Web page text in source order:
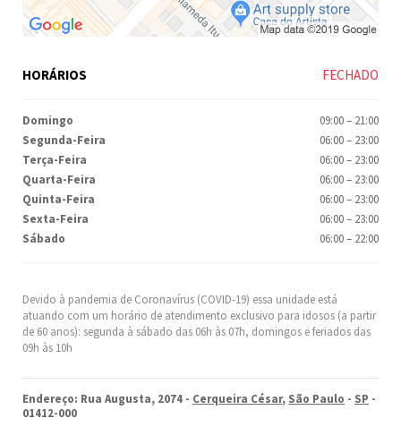
Devido à pandemia de Coronavírus (COVID-19) essa unidade está
atuando com um horário de atendimento exclusivo para idosos (a partir
de 60 anos): segunda à sábado das 06h às 07h, domingos e feriados das
09h às 10h
Endereço: Rua Augusta, 2074 - Cerqueira César, São Paulo - SP -
01412-000
HORÁRIOS FECHADO
Domingo 09:00– 21:00
Segunda-Feira
06:00– 23:00
Terça-Feira
06:00– 23:00
Quarta-Feira
06:00– 23:00
Quinta-Feira
06:00– 23:00
Sexta-Feira
06:00– 23:00
Sábado
06:00– 22:00